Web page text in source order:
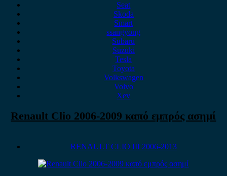
Seat
Skoda
Smart
ssangyong
Subaru
Suzuki
Tesla
Toyota
Volkswagen
Volvo
Xev
Renault Clio 2006-2009 καπό εμπρός ασημί
RENAULT CLIO III 2006-2013